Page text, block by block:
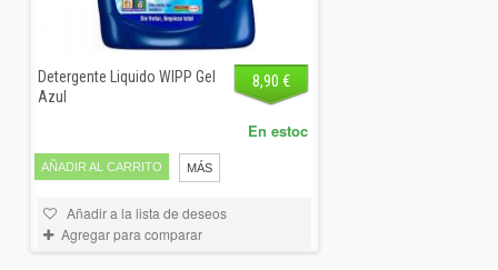
Detergente Liquido WIPP Gel
Azul
8,90 €
AÑADIR AL CARRITO MÁS
En estoc
Añadir a la lista de deseos
Agregar para comparar